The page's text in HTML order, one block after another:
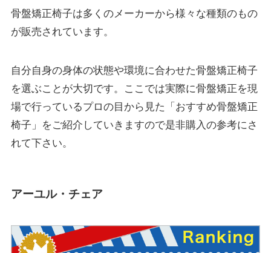
骨盤矯正椅子は多くのメーカーから様々な種類のもの
が販売されています。
自分自身の身体の状態や環境に合わせた骨盤矯正椅子
を選ぶことが大切です。ここでは実際に骨盤矯正を現
場で行っているプロの目から見た「おすすめ骨盤矯正
椅子」をご紹介していきますので是非購入の参考にさ
れて下さい。
アーユル・チェア